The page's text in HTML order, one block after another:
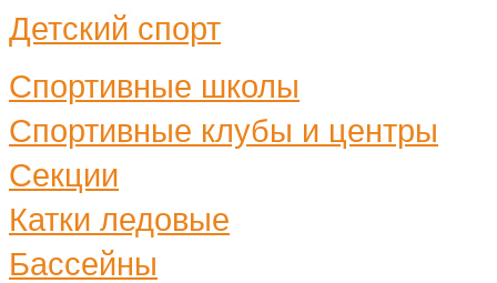
Детский спорт
Спортивные школы
Спортивные клубы и центры
Секции
Катки ледовые
Бассейны